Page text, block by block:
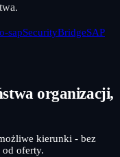
sapSecurityBridgeSAP
organizacji,
kierunki - bez
oferty.